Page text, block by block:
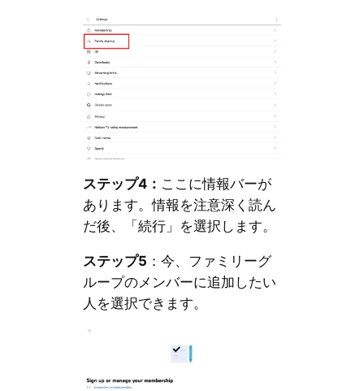
ステップ4： ここに情報バーが
あります。情報を注意深く読ん
だ後、「続行」を選択します。
ステップ5 ：今、ファミリーグ
ループのメンバーに追加したい
人を選択できます。